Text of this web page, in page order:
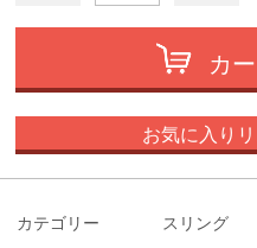
カ
お気に入り
カテゴリー スリング